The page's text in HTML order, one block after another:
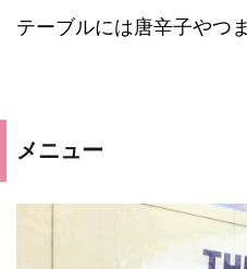
テーブルには唐辛子やつ
メニュー